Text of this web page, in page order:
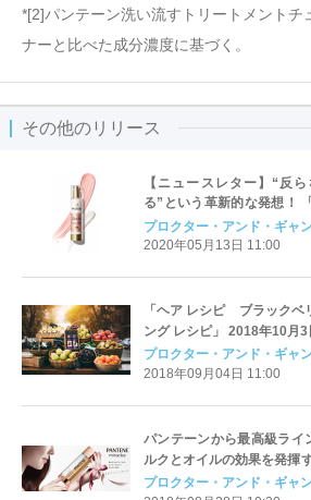
*[2]パンテーン洗い流すトリートメントチ
ナーと比べた成分濃度に基づく。
その他のリリース
【ニュースレター】“反
る”という革新的な発想！
ールデン カプセル ミルク
プロクター・アンド・ギャ
2020年05月13日 11:00
「ヘア レシピ ブラックベ
ング レシピ」 2018年10月
プロクター・アンド・ギャ
2018年09月04日 11:00
パンテーンから最高級ライ
ルクとオイルの効果を発揮
ト＜2018年9月15日（土）
プロクター・アンド・ギャ